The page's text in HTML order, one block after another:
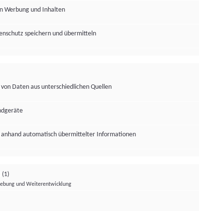
Werbung und Inhalten
speichern und übermitteln
Daten aus unterschiedlichen Quellen
automatisch übermittelter Informationen
(1)
und Weiterentwicklung